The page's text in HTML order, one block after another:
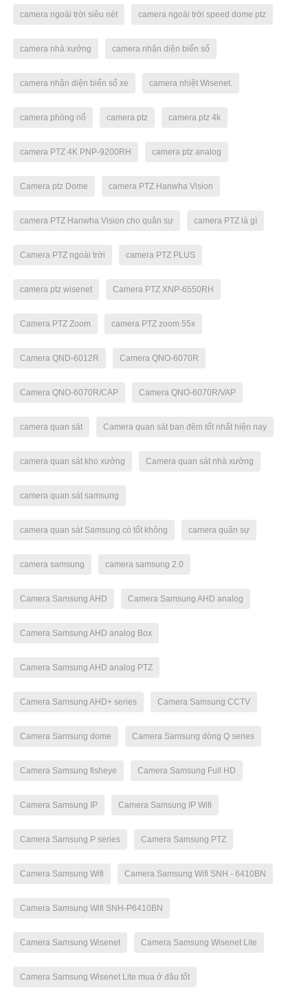
camera ngoài trời siêu nét camera ngoài trời speed dome ptz
camera nhà xưởng camera nhận diện biển số
camera nhận diện biển số xe camera nhiệt Wisenet.
camera phòng nổ camera ptz camera ptz 4k
camera PTZ 4K PNP-9200RH camera ptz analog
Camera ptz Dome camera PTZ Hanwha Vision
camera PTZ Hanwha Vision cho quân sự camera PTZ là gì
Camera PTZ ngoài trời camera PTZ PLUS
camera ptz wisenet Camera PTZ XNP-6550RH
Camera PTZ Zoom camera PTZ zoom 55x
Camera QND-6012R Camera QNO-6070R
Camera QNO-6070R/CAP Camera QNO-6070R/VAP
camera quan sát Camera quan sát ban đêm tốt nhất hiện nay
camera quan sát kho xưởng Camera quan sát nhà xưởng
camera quan sát samsung
camera quan sát Samsung có tốt không camera quân sự
camera samsung camera samsung 2.0
Camera Samsung AHD Camera Samsung AHD analog
Camera Samsung AHD analog Box
Camera Samsung AHD analog PTZ
Camera Samsung AHD+ series Camera Samsung CCTV
Camera Samsung dome Camera Samsung dòng Q series
Camera Samsung fisheye Camera Samsung Full HD
Camera Samsung IP Camera Samsung IP Wifi
Camera Samsung P series Camera Samsung PTZ
Camera Samsung Wifi Camera Samsung Wifi SNH - 6410BN
Camera Samsung Wifi SNH-P6410BN
Camera Samsung Wisenet Camera Samsung Wisenet Lite
Camera Samsung Wisenet Lite mua ở đâu tốt